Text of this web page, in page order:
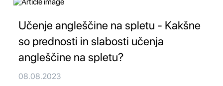
Učenje angleščine na spletu - Kakšne
so prednosti in slabosti učenja
angleščine na spletu?
08.08.2023